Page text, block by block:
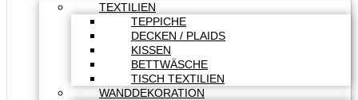
TEXTILIEN
TEPPICHE
DECKEN / PLAIDS
KISSEN
BETTWÄSCHE
TISCH TEXTILIEN
WANDDEKORATION